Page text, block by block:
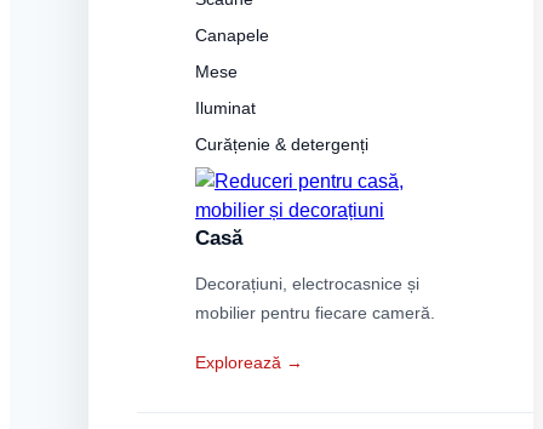
Canapele
Mese
Iluminat
Curățenie & detergenți
Casă
Decorațiuni, electrocasnice și
mobilier pentru fiecare cameră.
Explorează →